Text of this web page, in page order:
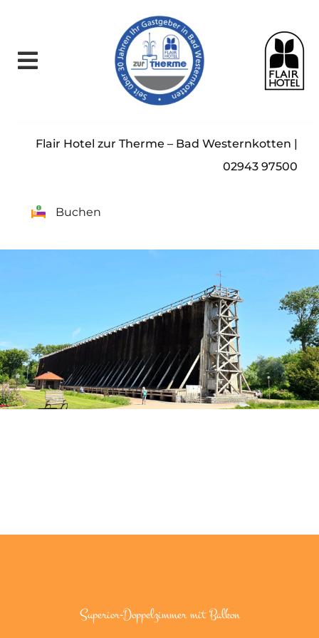
content
Flair Hotel zur Therme – Bad Westernkotten |
02943 97500
Buchen
Superior-Doppelzimmer mit Balkon